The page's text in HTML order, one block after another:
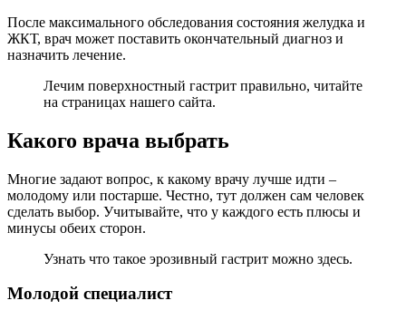
После максимального обследования состояния желудка и
ЖКТ, врач может поставить окончательный диагноз и
назначить лечение.
Лечим поверхностный гастрит правильно, читайте
на страницах нашего сайта.
Какого врача выбрать
Многие задают вопрос, к какому врачу лучше идти –
молодому или постарше. Честно, тут должен сам человек
сделать выбор. Учитывайте, что у каждого есть плюсы и
минусы обеих сторон.
Узнать что такое эрозивный гастрит можно здесь.
Молодой специалист